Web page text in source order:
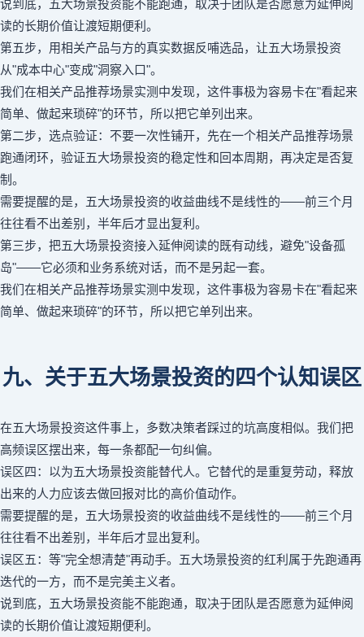
说到底，五大场景投资能不能跑通，取决于团队是否愿意为延伸阅
读的长期价值让渡短期便利。
第五步，用相关产品与方的真实数据反哺选品，让五大场景投资
从"成本中心"变成"洞察入口"。
我们在相关产品推荐场景实测中发现，这件事极为容易卡在"看起来
简单、做起来琐碎"的环节，所以把它单列出来。
第二步，选点验证：不要一次性铺开，先在一个相关产品推荐场景
跑通闭环，验证五大场景投资的稳定性和回本周期，再决定是否复
制。
需要提醒的是，五大场景投资的收益曲线不是线性的——前三个月
往往看不出差别，半年后才显出复利。
第三步，把五大场景投资接入延伸阅读的既有动线，避免"设备孤
岛"——它必须和业务系统对话，而不是另起一套。
我们在相关产品推荐场景实测中发现，这件事极为容易卡在"看起来
简单、做起来琐碎"的环节，所以把它单列出来。
九、关于五大场景投资的四个认知误区
在五大场景投资这件事上，多数决策者踩过的坑高度相似。我们把
高频误区摆出来，每一条都配一句纠偏。
误区四：以为五大场景投资能替代人。它替代的是重复劳动，释放
出来的人力应该去做回报对比的高价值动作。
需要提醒的是，五大场景投资的收益曲线不是线性的——前三个月
往往看不出差别，半年后才显出复利。
误区五：等"完全想清楚"再动手。五大场景投资的红利属于先跑通再
迭代的一方，而不是完美主义者。
说到底，五大场景投资能不能跑通，取决于团队是否愿意为延伸阅
读的长期价值让渡短期便利。